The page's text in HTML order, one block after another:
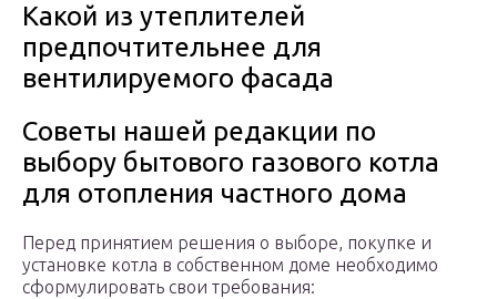
Какой из утеплителей
предпочтительнее для
вентилируемого фасада
Советы нашей редакции по
выбору бытового газового котла
для отопления частного дома
Перед принятием решения о выборе, покупке и
установке котла в собственном доме необходимо
сформулировать свои требования: